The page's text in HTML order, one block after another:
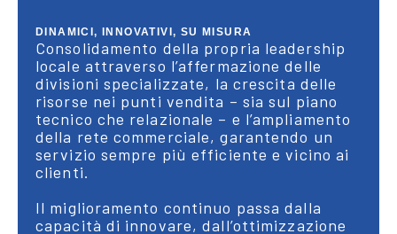
DINAMICI, INNOVATIVI, SU MISURA
Consolidamento della propria leadership
locale attraverso l’affermazione delle
divisioni specializzate, la crescita delle
risorse nei punti vendita – sia sul piano
tecnico che relazionale – e l’ampliamento
della rete commerciale, garantendo un
servizio sempre più efficiente e vicino ai
clienti.
Il miglioramento continuo passa dalla
capacità di innovare, dall’ottimizzazione